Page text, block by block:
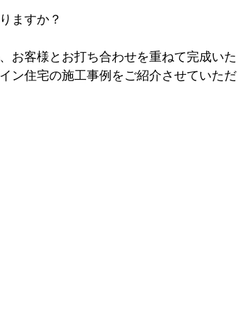
ますか？
お客様とお打ち合わせを重ねて完成い
ン住宅の施工事例をご紹介させていた